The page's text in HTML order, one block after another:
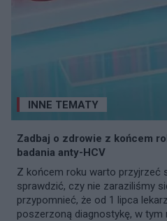
INNE TEMATY
Zadbaj o zdrowie z końcem
badania anty-HCV
Z końcem roku warto przyjrzeć
sprawdzić, czy nie zaraziliśmy
przypomnieć, że od 1 lipca
poszerzoną diagnostykę, w tym